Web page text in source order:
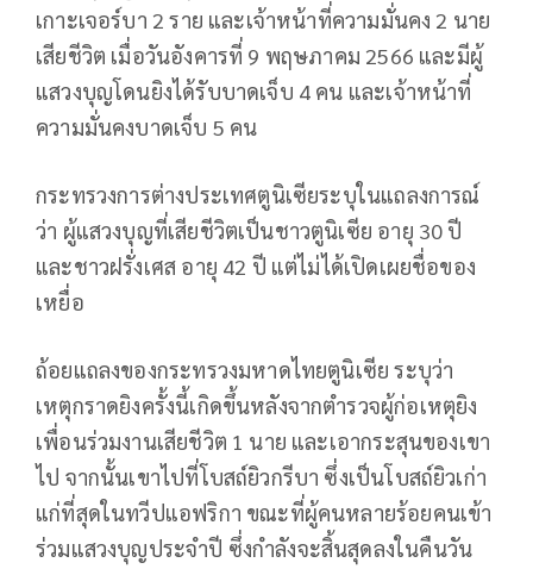
เกาะเจอร์บา 2 ราย และเจ้าหน้าที่ความมั่นคง 2 นาย
เสียชีวิต เมื่อวันอังคารที่ 9 พฤษภาคม 2566 และมีผู้
แสวงบุญโดนยิงได้รับบาดเจ็บ 4 คน และเจ้าหน้าที่
ความมั่นคงบาดเจ็บ 5 คน
กระทรวงการต่างประเทศตูนิเซียระบุในแถลงการณ์
ว่า ผู้แสวงบุญที่เสียชีวิตเป็นชาวตูนิเซีย อายุ 30 ปี
และชาวฝรั่งเศส อายุ 42 ปี แต่ไม่ได้เปิดเผยชื่อของ
เหยื่อ
ถ้อยแถลงของกระทรวงมหาดไทยตูนิเซีย ระบุว่า
เหตุกราดยิงครั้งนี้เกิดขึ้นหลังจากตำรวจผู้ก่อเหตุยิง
เพื่อนร่วมงานเสียชีวิต 1 นาย และเอากระสุนของเขา
ไป จากนั้นเขาไปที่โบสถ์ยิวกรีบา ซึ่งเป็นโบสถ์ยิวเก่า
แก่ที่สุดในทวีปแอฟริกา ขณะที่ผู้คนหลายร้อยคนเข้า
ร่วมแสวงบุญประจำปี ซึ่งกำลังจะสิ้นสุดลงในคืนวัน